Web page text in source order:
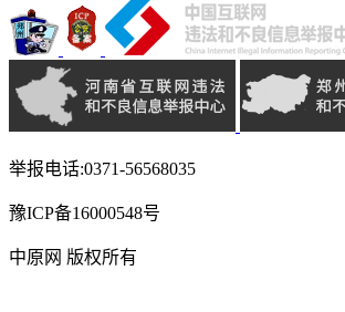
举报电话:0371-56568035
豫ICP备16000548号
中原网 版权所有